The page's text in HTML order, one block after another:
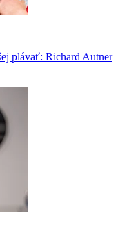
plávať: Richard Autner